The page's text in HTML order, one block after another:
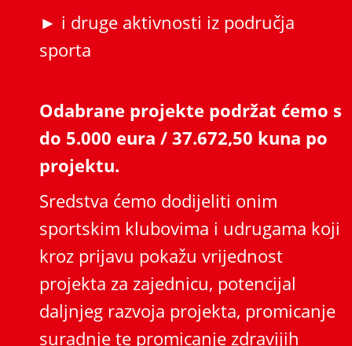
► i druge aktivnosti iz područja
sporta
Odabrane projekte podržat ćemo s
do 5.000 eura / 37.672,50 kuna po
projektu.
Sredstva ćemo dodijeliti onim
sportskim klubovima i udrugama koji
kroz prijavu pokažu vrijednost
projekta za zajednicu, potencijal
daljnjeg razvoja projekta, promicanje
suradnje te promicanje zdravijih